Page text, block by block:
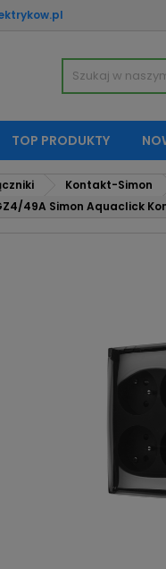
TOP PRODUKTY
Kontakt-Simon
49A Simon Aquaclick
Moje listy
Utwórz nową listę
Utwórz listę
Zaloguj się
Musisz być